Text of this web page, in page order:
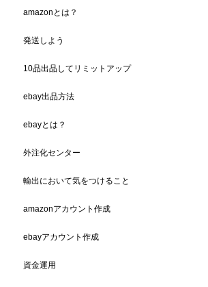
amazonとは？
発送しよう
10品出品してリミットアップ
ebay出品方法
ebayとは？
外注化センター
輸出において気をつけること
amazonアカウント作成
ebayアカウント作成
資金運用